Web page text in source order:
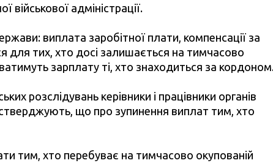
військової адміністрації.
виплата заробітної плати, компенсації за
для тих, хто досі залишається на тимчасово
зарплату ті, хто знаходиться за
розслідувань керівники і працівники органів
що про зупинення виплат тим, хто
тим, хто перебуває на тимчасово окупованій